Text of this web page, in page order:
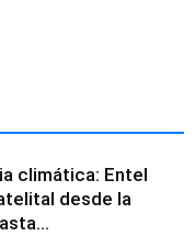
climática: Entel
desde la